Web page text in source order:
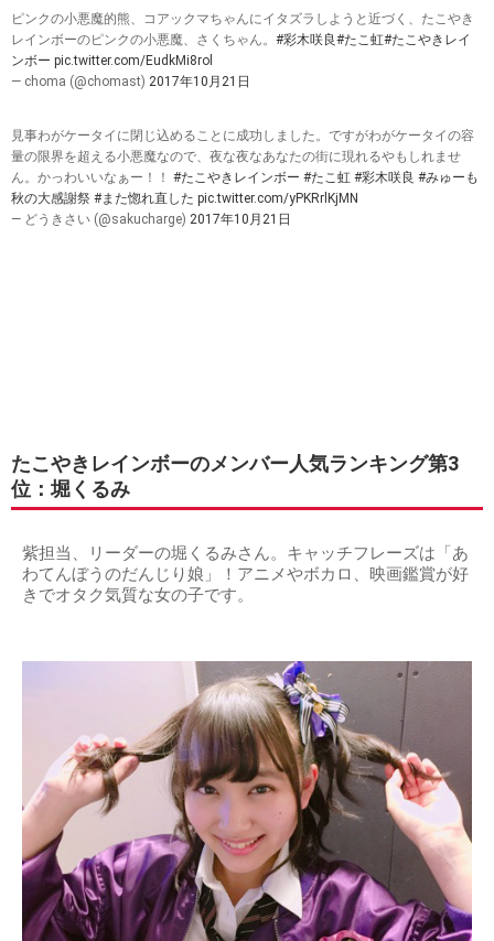
ピンクの小悪魔的熊、コアックマちゃんにイタズラしようと近づく、たこやき
レインボーのピンクの小悪魔、さくちゃん。 #彩木咲良#たこ虹#たこやきレイ
ンボー pic.twitter.com/EudkMi8rol
— choma (@chomast) 2017年10月21日
見事わがケータイに閉じ込めることに成功しました。ですがわがケータイの容
量の限界を超える小悪魔なので、夜な夜なあなたの街に現れるやもしれませ
ん。かっわいいなぁー！！ #たこやきレインボー #たこ虹 #彩木咲良 #みゅーも
秋の大感謝祭 #また惚れ直した pic.twitter.com/yPKRrlKjMN
— どうきさい (@sakucharge) 2017年10月21日
たこやきレインボーのメンバー人気ランキング第3
位：堀くるみ
紫担当、リーダーの堀くるみさん。キャッチフレーズは「あ
わてんぼうのだんじり娘」！アニメやボカロ、映画鑑賞が好
きでオタク気質な女の子です。